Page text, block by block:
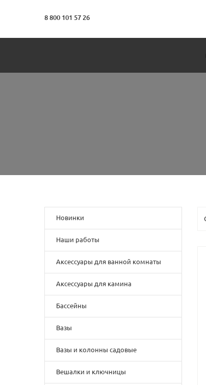
8 800 101 57 26
Новинки
Наши работы
Аксессуары для ванной комнаты
Аксессуары для камина
Бассейны
Вазы
Вазы и колонны садовые
Вешалки и ключницы